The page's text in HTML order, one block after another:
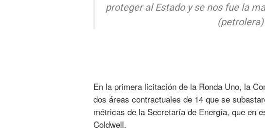
proteger al Estado y se nos fue la
En la primera licitación de la Ronda Uno, la
dos áreas contractuales de 14 que se
métricas de la Secretaría de Energía, que en
Coldwell.